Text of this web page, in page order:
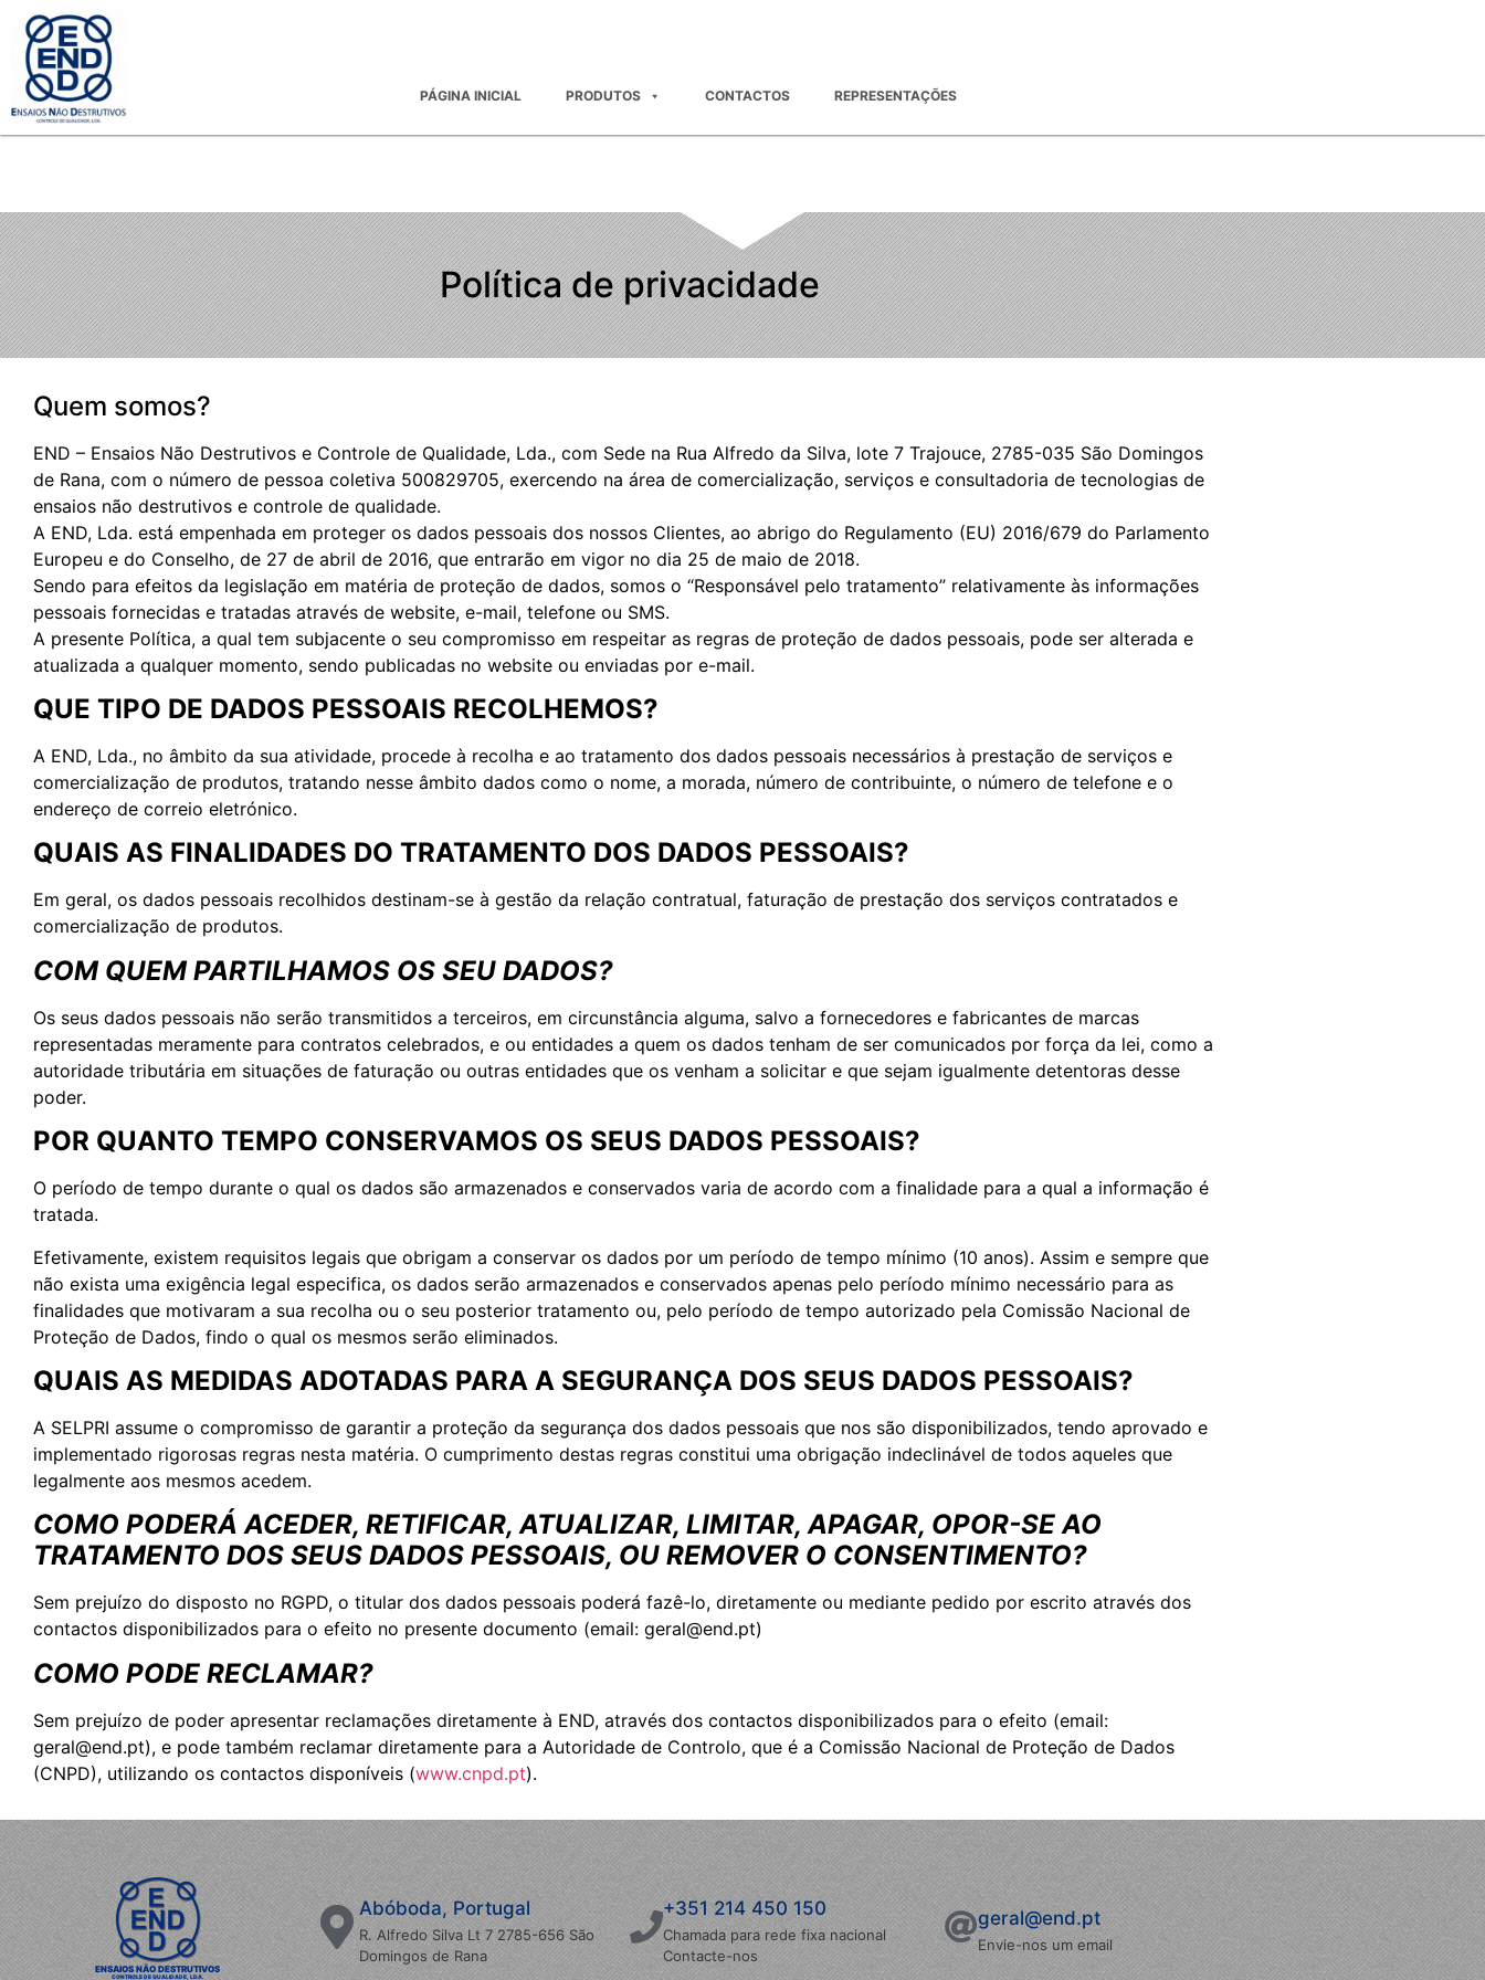
PÁGINA INICIAL PRODUTOS CONTACTOS REPRESENTAÇÕES
Política de privacidade
Quem somos?
END – Ensaios Não Destrutivos e Controle de Qualidade, Lda., com Sede na Rua Alfredo da Silva, lote 7 Trajouce, 2785-035 São Domingos
de Rana, com o número de pessoa coletiva 500829705, exercendo na área de comercialização, serviços e consultadoria de tecnologias de
ensaios não destrutivos e controle de qualidade.
A END, Lda. está empenhada em proteger os dados pessoais dos nossos Clientes, ao abrigo do Regulamento (EU) 2016/679 do Parlamento
Europeu e do Conselho, de 27 de abril de 2016, que entrarão em vigor no dia 25 de maio de 2018.
Sendo para efeitos da legislação em matéria de proteção de dados, somos o “Responsável pelo tratamento” relativamente às informações
pessoais fornecidas e tratadas através de website, e-mail, telefone ou SMS.
A presente Política, a qual tem subjacente o seu compromisso em respeitar as regras de proteção de dados pessoais, pode ser alterada e
atualizada a qualquer momento, sendo publicadas no website ou enviadas por e-mail.
QUE TIPO DE DADOS PESSOAIS RECOLHEMOS?
A END, Lda., no âmbito da sua atividade, procede à recolha e ao tratamento dos dados pessoais necessários à prestação de serviços e
comercialização de produtos, tratando nesse âmbito dados como o nome, a morada, número de contribuinte, o número de telefone e o
endereço de correio eletrónico.
QUAIS AS FINALIDADES DO TRATAMENTO DOS DADOS PESSOAIS?
Em geral, os dados pessoais recolhidos destinam-se à gestão da relação contratual, faturação de prestação dos serviços contratados e
comercialização de produtos.
COM QUEM PARTILHAMOS OS SEU DADOS?
Os seus dados pessoais não serão transmitidos a terceiros, em circunstância alguma, salvo a fornecedores e fabricantes de marcas
representadas meramente para contratos celebrados, e ou entidades a quem os dados tenham de ser comunicados por força da lei, como a
autoridade tributária em situações de faturação ou outras entidades que os venham a solicitar e que sejam igualmente detentoras desse
poder.
POR QUANTO TEMPO CONSERVAMOS OS SEUS DADOS PESSOAIS?
O período de tempo durante o qual os dados são armazenados e conservados varia de acordo com a finalidade para a qual a informação é
tratada.
Efetivamente, existem requisitos legais que obrigam a conservar os dados por um período de tempo mínimo (10 anos). Assim e sempre que
não exista uma exigência legal especifica, os dados serão armazenados e conservados apenas pelo período mínimo necessário para as
finalidades que motivaram a sua recolha ou o seu posterior tratamento ou, pelo período de tempo autorizado pela Comissão Nacional de
Proteção de Dados, findo o qual os mesmos serão eliminados.
QUAIS AS MEDIDAS ADOTADAS PARA A SEGURANÇA DOS SEUS DADOS PESSOAIS?
A SELPRI assume o compromisso de garantir a proteção da segurança dos dados pessoais que nos são disponibilizados, tendo aprovado e
implementado rigorosas regras nesta matéria. O cumprimento destas regras constitui uma obrigação indeclinável de todos aqueles que
legalmente aos mesmos acedem.
COMO PODERÁ ACEDER, RETIFICAR, ATUALIZAR, LIMITAR, APAGAR, OPOR-SE AO
TRATAMENTO DOS SEUS DADOS PESSOAIS, OU REMOVER O CONSENTIMENTO?
Sem prejuízo do disposto no RGPD, o titular dos dados pessoais poderá fazê-lo, diretamente ou mediante pedido por escrito através dos
contactos disponibilizados para o efeito no presente documento (email: geral@end.pt)
COMO PODE RECLAMAR?
Sem prejuízo de poder apresentar reclamações diretamente à END, através dos contactos disponibilizados para o efeito (email:
geral@end.pt), e pode também reclamar diretamente para a Autoridade de Controlo, que é a Comissão Nacional de Proteção de Dados
(CNPD), utilizando os contactos disponíveis (www.cnpd.pt).
ENSAIOS NÃO DESTRUTIVOS
CONTROLE DE QUALIDADE, LDA.
Abóboda, Portugal
R. Alfredo Silva Lt 7 2785-656 São
Domingos de Rana
+351 214 450 150
Chamada para rede fixa nacional
Contacte-nos
geral@end.pt
Envie-nos um email